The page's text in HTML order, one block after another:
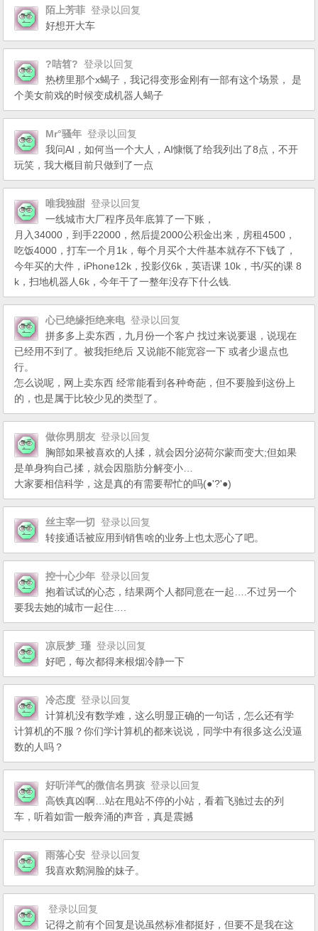
陌上芳菲 登录以回复
好想开大车
?咭笤? 登录以回复
热榜里那个x蝎子，我记得变形金刚有一部有这个场景， 是
个美女前戏的时候变成机器人蝎子
Mr°骚年 登录以回复
我问AI，如何当一个大人，AI慷慨了给我列出了8点，不开
玩笑，我大概目前只做到了一点
唯我独甜 登录以回复
一线城市大厂程序员年底算了一下账，
月入34000，到手22000，然后提2000公积金出来，房租4500，
吃饭4000，打车一个月1k，每个月买个大件基本就存不下钱了，
今年买的大件，iPhone12k，投影仪6k，英语课 10k，书/买的课 8
k，扫地机器人6k，今年干了一整年没存下什么钱.
心已绝缘拒绝来电 登录以回复
拼多多上卖东西，九月份一个客户 找过来说要退，说现在
已经用不到了。被我拒绝后 又说能不能宽容一下 或者少退点也
行。
怎么说呢，网上卖东西 经常能看到各种奇葩，但不要脸到这份上
的，也是属于比较少见的类型了。
做你男朋友 登录以回复
胸部如果被喜欢的人揉，就会因分泌荷尔蒙而变大;但如果
是单身狗自己揉，就会因脂肪分解变小…
大家要相信科学，这是真的有需要帮忙的吗(●'?'●)
丝主宰一切
登录以回复
转接通话被应用到销售啥的业务上也太恶心了吧。
控┿心少年 登录以回复
抱着试试的心态，结果两个人都同意在一起….不过另一个
要我去她的城市一起住….
凉辰梦_瑾 登录以回复
好吧，每次都得来根烟冷静一下
冷态度 登录以回复
计算机没有数学难，这么明显正确的一句话，怎么还有学
计算机的不服？你们学计算机的都来说说，同学中有很多这么没逼
数的人吗？
好听洋气的微信名男孩 登录以回复
高铁真凶啊…站在甩站不停的小站，看着飞驰过去的列
车，听着如雷一般奔涌的声音，真是震撼
雨落心安 登录以回复
我喜欢鹅洞脸的妹子。
登录以回复
记得之前有个回复是说虽然标准都挺好，但要不是我在这